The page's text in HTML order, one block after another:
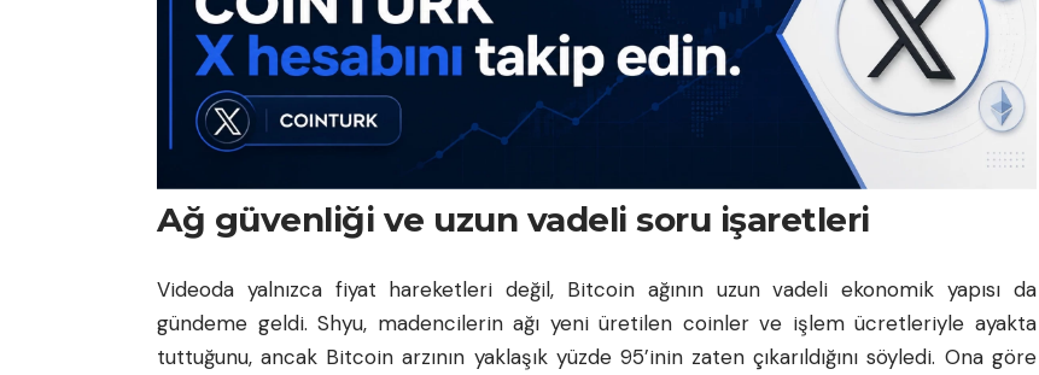
Ağ güvenliği ve uzun vadeli soru işaretleri
Videoda yalnızca fiyat hareketleri değil, Bitcoin ağının uzun vadeli ekonomik yapısı da
gündeme geldi. Shyu, madencilerin ağı yeni üretilen coinler ve işlem ücretleriyle ayakta
tuttuğunu, ancak Bitcoin arzının yaklaşık yüzde 95’inin zaten çıkarıldığını söyledi. Ona göre